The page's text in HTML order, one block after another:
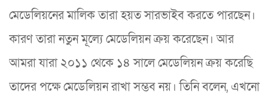
মেডেলিয়নের মালিক তারা হয়ত সারভাইব করতে পারছেন।
কারণ তারা নতুন মূল্যে মেডেলিয়ন ক্রয় করেছেন। আর
আমরা যারা ২০১১ থেকে ১৪ সালে মেডেলিয়ন ক্রয় করেছি
তাদের পক্ষে মেডেলিয়ন রাখা সম্ভব নয়। তিনি বলেন, এখনো